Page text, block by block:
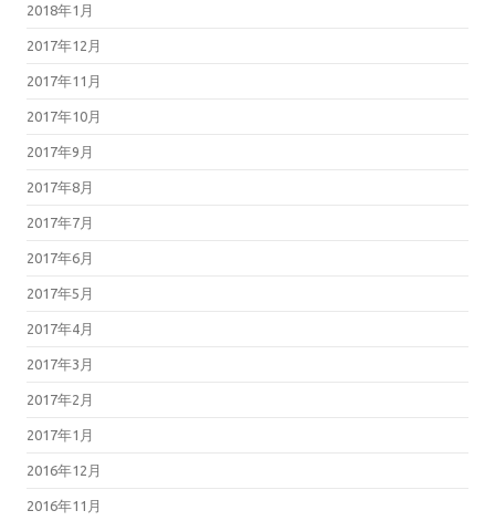
2018年1月
2017年12月
2017年11月
2017年10月
2017年9月
2017年8月
2017年7月
2017年6月
2017年5月
2017年4月
2017年3月
2017年2月
2017年1月
2016年12月
2016年11月